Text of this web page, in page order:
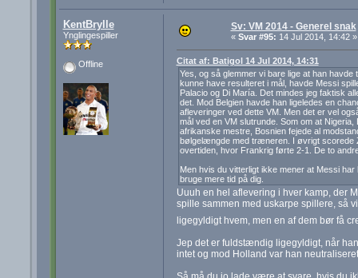
KentBrylle
Ynglingespiller
Offline
Sv: VM 2014 - Generel snak
« Svar #95: 14 Jul 2014, 14:42 »
Citat af: Batigol 14 Jul 2014, 14:31
Yes, og så glemmer vi bare lige at han
kunne have resulteret i mål, havde Messi
Palacio og Di María. Det mindes jeg faktisk
det. Mod Belgien havde han ligeledes en
afleveringer ved dette VM. Men det er vel
mål ved en VM slutrunde. Som om at
afrikanske mestre, Bosnien fejede al
bølgelængde med træneren. I øvrigt scorede
overtiden, hvor Frankrig førte 2-1. De to
Men hvis du vitterligt ikke mener at Messi
bruge mere tid på dig.
Uuuh en hel aflevering i hver kamp, der
spille sammen med uskarpe spillere, så
ligegyldigt hvem, men en af dem bør få
Jep det er fuldstændig ligegyldigt, når
intet og mod Holland var han